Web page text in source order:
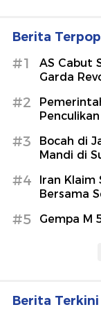
Berita
#1
AS Cabut
Garda
#2
#3
Bocah di
Mandi di
#4
Iran
Bersama
#5 Gempa M
Berita Terkini